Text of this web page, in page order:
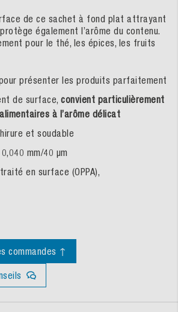
de ce sachet à fond plat attrayant
également l’arôme du contenu.
pour le thé, les épices, les fruits
présenter les produits parfaitement
de surface, convient particulièrement
à l’arôme délicat
et soudable
mm/40 µm
en surface (OPPA),
commandes ↑